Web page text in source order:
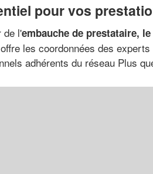
pour vos
de l'embauche de prestataire,
les coordonnées des
adhérents du réseau Plus